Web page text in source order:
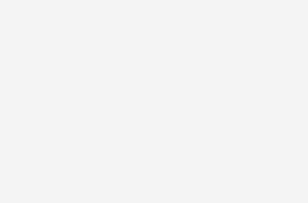
und des Bundes zahlreiche
der Bautechnik, im Zentrum stehen
Bauwerken und der Schutz von
das DIBt für die Anerkennung und
Prüflaboren, Überwachungs- und
Im Bereich der Marktüberwachung
unterstützt das Institut die